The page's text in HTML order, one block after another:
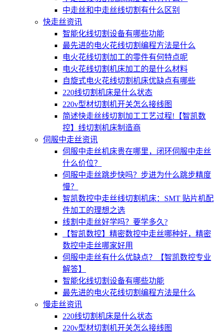
中走丝和中走丝线切割有什么区别
快走丝资讯
智能化线切割设备有哪些功能
最先进的电火花线切割编程方法是什么
电火花线切割加工的零件有何特点呢
电火花线切割机床加工的是什么材料
自旋式电火花线切割机床优缺点有哪些
220线切割机床是什么状态
220v型材切割机开关怎么接线图
简述快走丝线切割加工工艺过程!【智凯数
控】线切割机床制造商
伺服中走丝资讯
伺服中走丝机床贵在哪里，闭环伺服中走丝
什么价位？
伺服中走丝跳步快吗？步进为什么跳步精度
慢？
智凯数控中走丝线切割机床：SMT 贴片机配
件加工的理想之选
线割中走丝好学吗？要学多久?
【智凯数控】精密数控中走丝哪种好，精密
数控中走丝哪家好用
伺服中走丝有什么优缺点？【智凯数控专业
解答】
智能化线切割设备有哪些功能
最先进的电火花线切割编程方法是什么
慢走丝资讯
220线切割机床是什么状态
220v型材切割机开关怎么接线图